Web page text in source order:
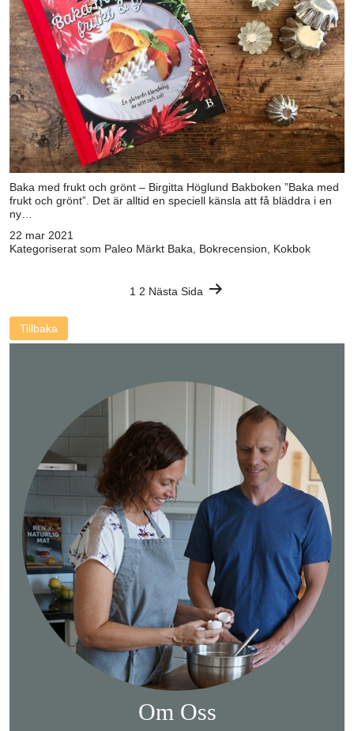
Baka med frukt och grönt – Birgitta Höglund Bakboken ”Baka med
frukt och grönt”. Det är alltid en speciell känsla att få bläddra i en
ny…
22 mar 2021
Kategoriserat som Paleo Märkt Baka Bokrecension Kokbok
Sidnumrering
för
1 2 Nästa Sida
Tillbaka
Om Oss